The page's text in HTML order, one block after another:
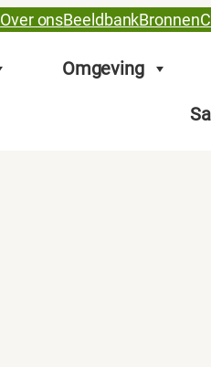
Over onsBeeldbankBronnen
Omgeving